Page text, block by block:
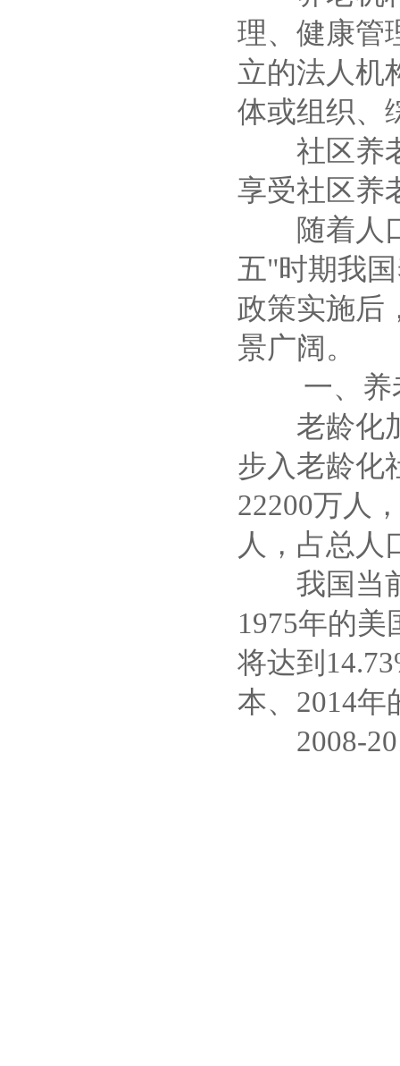
理、健康管
立的法人机
体或组织、
社区养老
享受社区养
随着人口
五"时期我
政策实施后
景广阔。
一、养老
老龄化加
步入老龄化
22200万人
人，占总人
我国当前
1975年的
将达到
本、2014年
2008-